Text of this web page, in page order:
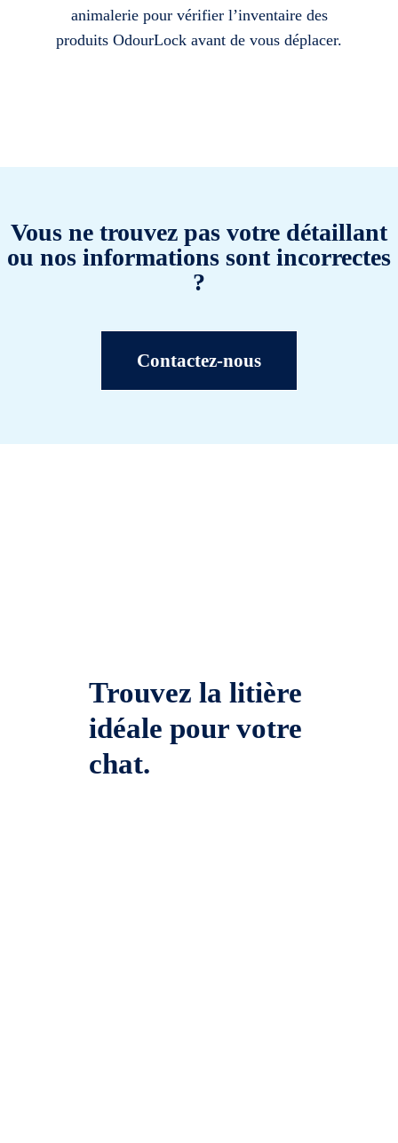
animalerie pour vérifier l’inventaire des
produits OdourLock avant de vous déplacer.
Vous ne trouvez pas votre détaillant
ou nos informations sont incorrectes
?
Contactez-nous
Trouvez la litière
idéale pour votre
chat.